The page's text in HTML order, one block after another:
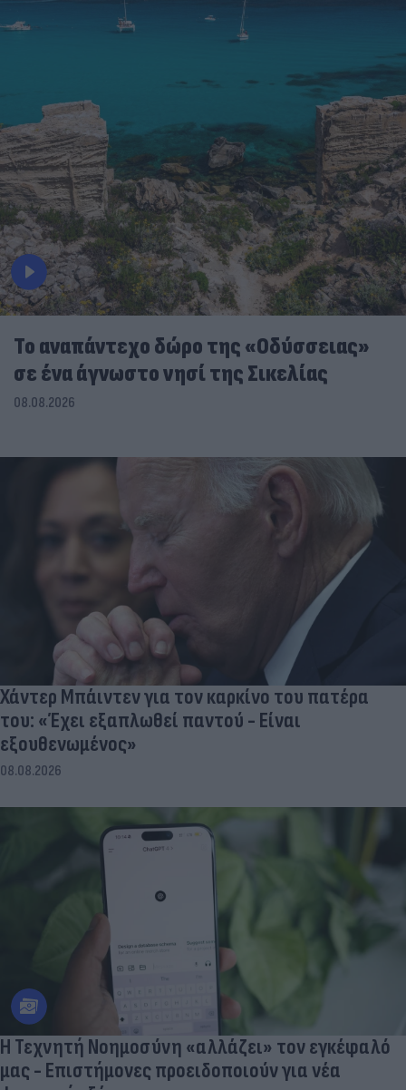
To αναπάντεχο δώρο της «Οδύσσειας»
σε ένα άγνωστο νησί της Σικελίας
08.08.2026
Χάντερ Μπάιντεν για τον καρκίνο του πατέρα
του: «Έχει εξαπλωθεί παντού - Είναι
εξουθενωμένος»
08.08.2026
Η Τεχνητή Νοημοσύνη «αλλάζει» τον εγκέφαλό
μας - Eπιστήμονες προειδοποιούν για νέα